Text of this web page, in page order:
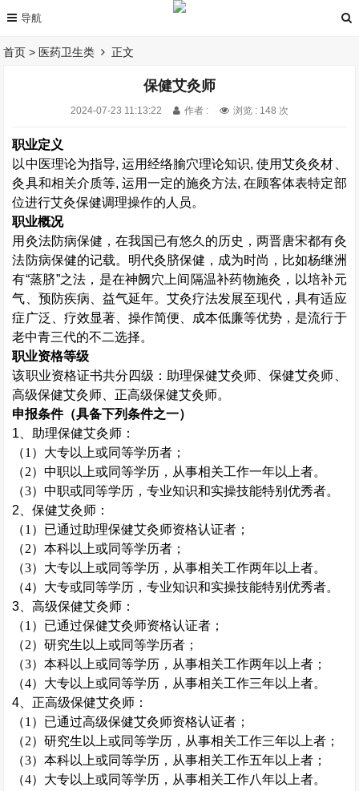
首页 > 医药卫生类 正文
保健艾灸师
2024-07-23 11:13:22 作者 : 浏览 : 148 次
职业定义
以中医理论为指导, 运用经络腧穴理论知识, 使用艾灸灸材、
灸具和相关介质等, 运用一定的施灸方法, 在顾客体表特定部
位进行艾灸保健调理操作的人员。
职业概况
用灸法防病保健，在我国已有悠久的历史，两晋唐宋都有灸
法防病保健的记载。明代灸脐保健，成为时尚，比如杨继洲
有“蒸脐”之法，是在神阙穴上间隔温补药物施灸，以培补元
气、预防疾病、益气延年。艾灸疗法发展至现代，具有适应
症广泛、疗效显著、操作简便、成本低廉等优势，是流行于
老中青三代的不二选择。
职业资格等级
该职业资格证书共分四级：助理保健艾灸师 、保健艾灸师
高级保健艾灸师 、正高级保健艾灸师。
申报条件（具备下列条件之一）
1、助理保健艾灸师 ：
（1）大专以上或同等学历者；
（2）中职以上或同等学历，从事相关工作一年以上者。
（3）中职或同等学历，专业知识和实操技能特别优秀者。
2、保健艾灸师 ：
（1）已通过助理保健艾灸师资格认证者；
（2）本科以上或同等学历者；
（3）大专以上或同等学历，从事相关工作两年以上者。
（4）大专或同等学历，专业知识和实操技能特别优秀者。
3、高级保健艾灸师 ：
（1）已通过保健艾灸师资格认证者；
（2）研究生以上或同等学历者；
（3）本科以上或同等学历，从事相关工作两年以上者；
（4）大专以上或同等学历，从事相关工作三年以上者。
4、正高级保健艾灸师 ：
（1）已通过高级保健艾灸师资格认证者；
（2）研究生以上或同等学历，从事相关工作三年以上者；
（3）本科以上或同等学历，从事相关工作五年以上者；
（4）大专以上或同等学历，从事相关工作八年以上者。